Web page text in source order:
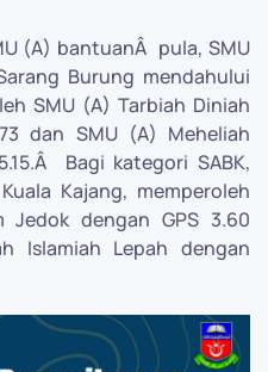
(A) bantuanÂ pula, SMU
Burung mendahului
SMU (A) Tarbiah Diniah
dan SMU (A) Meheliah
Bagi kategori SABK,
Kajang, memperoleh
Jedok dengan GPS 3.60
Islamiah Lepah dengan